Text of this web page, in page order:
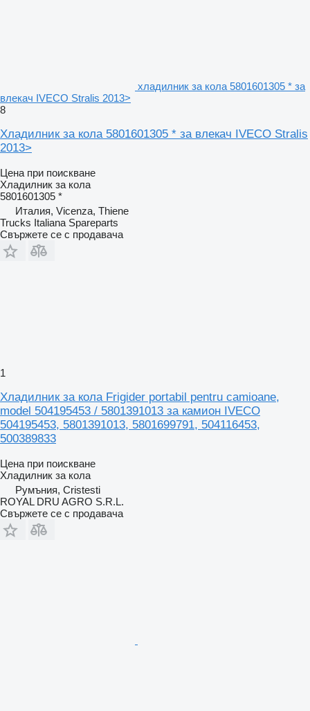
хладилник за кола 5801601305 * за
влекач IVECO Stralis 2013>
8
Хладилник за кола 5801601305 * за влекач IVECO Stralis
2013>
Цена при поискване
Хладилник за кола
5801601305 *
Италия, Vicenza, Thiene
Trucks Italiana Spareparts
Свържете се с продавача
1
Хладилник за кола Frigider portabil pentru camioane,
model 504195453 / 5801391013 за камион IVECO
504195453, 5801391013, 5801699791, 504116453,
500389833
Цена при поискване
Хладилник за кола
Румъния, Cristesti
ROYAL DRU AGRO S.R.L.
Свържете се с продавача